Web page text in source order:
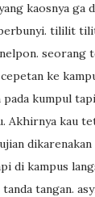
kaosnya ga
tililit
seorang
cepetan ke
kumpul
Akhirnya kau
di kampus
tangan.